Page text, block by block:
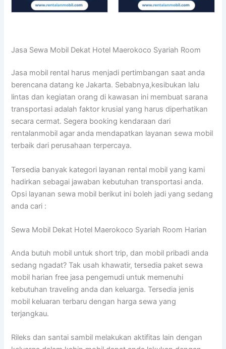
Jasa Sewa Mobil Dekat Hotel Maerokoco Syariah Room
Jasa mobil rental harus menjadi pertimbangan saat anda
berencana datang ke Jakarta. Sebabnya,kesibukan lalu
lintas dan kegiatan orang di kawasan ini membuat sarana
transportasi adalah faktor krusial yang harus diperhatikan
secara cermat. Segera booking kendaraan dari
rentalanmobil agar anda mendapatkan layanan sewa mobil
terbaik dari perusahaan terpercaya.
Tersedia banyak kategori layanan rental mobil yang kami
hadirkan sebagai jawaban kebutuhan transportasi anda.
Opsi layanan sewa mobil berikut ini boleh jadi yang sedang
anda cari :
Sewa Mobil Dekat Hotel Maerokoco Syariah Room Harian
Anda butuh mobil untuk short trip, dan mobil pribadi anda
sedang ngadat? Tak usah khawatir, tersedia paket sewa
mobil harian free jasa pengemudi untuk memenuhi
kebutuhan traveling anda dan keluarga. Tersedia jenis
mobil keluaran terbaru dengan harga sewa yang
terjangkau.
Rileks dan santai sambil melakukan aktifitas lain dengan